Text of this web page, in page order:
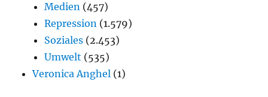
Medien (457)
Repression (1.579)
Soziales (2.453)
Umwelt (535)
Veronica Anghel (1)